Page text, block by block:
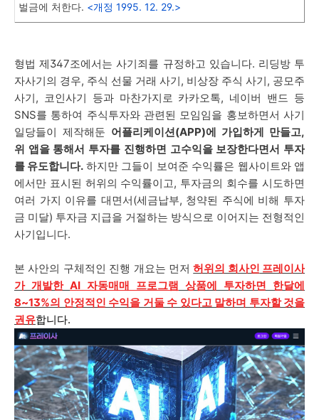
벌금에 처한다. <개정 1995. 12. 29.>
형법 제347조에서는 사기죄를 규정하고 있습니다. 리딩방 투
자사기의 경우, 주식 선물 거래 사기, 비상장 주식 사기, 공모주
사기, 코인사기 등과 마찬가지로 카카오톡, 네이버 밴드 등
SNS를 통하여 주식투자와 관련된 모임임을 홍보하면서 사기
일당들이 제작해둔 어플리케이션(APP)에 가입하게 만들고,
위 앱을 통해서 투자를 진행하면 고수익을 보장한다면서 투자
를 유도합니다. 하지만 그들이 보여준 수익률은 웹사이트와 앱
에서만 표시된 허위의 수익률이고, 투자금의 회수를 시도하면
여러 가지 이유를 대면서(세금납부, 청약된 주식에 비해 투자
금 미달) 투자금 지급을 거절하는 방식으로 이어지는 전형적인
사기입니다.
본 사안의 구체적인 진행 개요는 먼저 허위의 회사인 프레이사
가개발한 AI 자동매매 프로그램 상품에 투자하면 한달에
8~13%의 안정적인 수익을 거둘 수 있다고 말하며 투자할 것을
권유합니다.